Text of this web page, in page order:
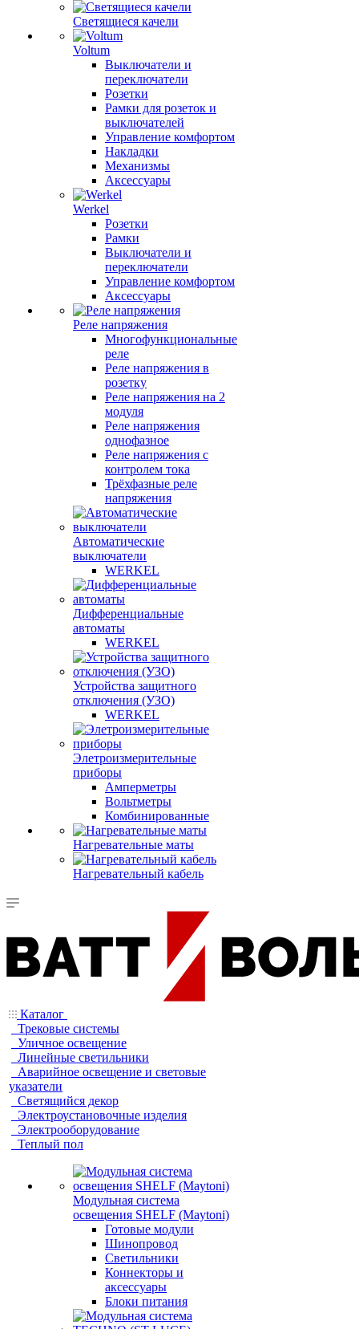
Светящиеся качели
Voltum
Выключатели и
переключатели
Розетки
Рамки для розеток и
выключателей
Управление комфортом
Накладки
Механизмы
Аксессуары
Werkel
Розетки
Рамки
Выключатели и
переключатели
Управление комфортом
Аксессуары
Реле напряжения
Многофункциональные
реле
Реле напряжения в
розетку
Реле напряжения на 2
модуля
Реле напряжения
однофазное
Реле напряжения с
контролем тока
Трёхфазные реле
напряжения
Автоматические
выключатели
WERKEL
Дифференциальные
автоматы
WERKEL
Устройства защитного
отключения (УЗО)
WERKEL
Элетроизмерительные
приборы
Амперметры
Вольтметры
Комбинированные
Нагревательные маты
Нагревательный кабель
Каталог
Трековые системы
Уличное освещение
Линейные светильники
Аварийное освещение и световые
указатели
Светящийся декор
Электроустановочные изделия
Электрооборудование
Теплый пол
Модульная система
освещения SHELF (Maytoni)
Готовые модули
Шинопровод
Светильники
Коннекторы и
аксессуары
Блоки питания